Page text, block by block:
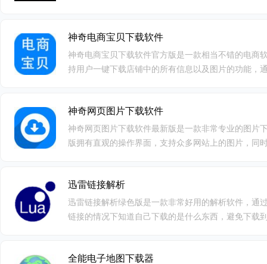
神奇电商宝贝下载软件
神奇电商宝贝下载软件官方版是一款相当不错的电商
持用户一键下载店铺中的所有信息以及图片的功能，
神奇网页图片下载软件
神奇网页图片下载软件最新版是一款非常专业的图片
版拥有直观的操作界面，支持众多网站上的图片，同
迅雷链接解析
迅雷链接解析绿色版是一款非常好用的解析软件，通
链接的情况下知道自己下载的是什么东西，避免下载
全能电子地图下载器